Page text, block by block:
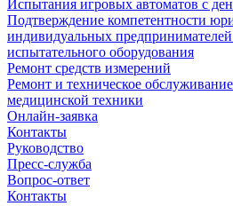
Испытания игровых автоматов с
Подтверждение компетентности
индивидуальных предпринимателей
испытательного оборудования
Ремонт средств измерений
Ремонт и техническое
медицинской техники
Онлайн-заявка
Контакты
Руководство
Пресс-служба
Вопрос-ответ
Контакты